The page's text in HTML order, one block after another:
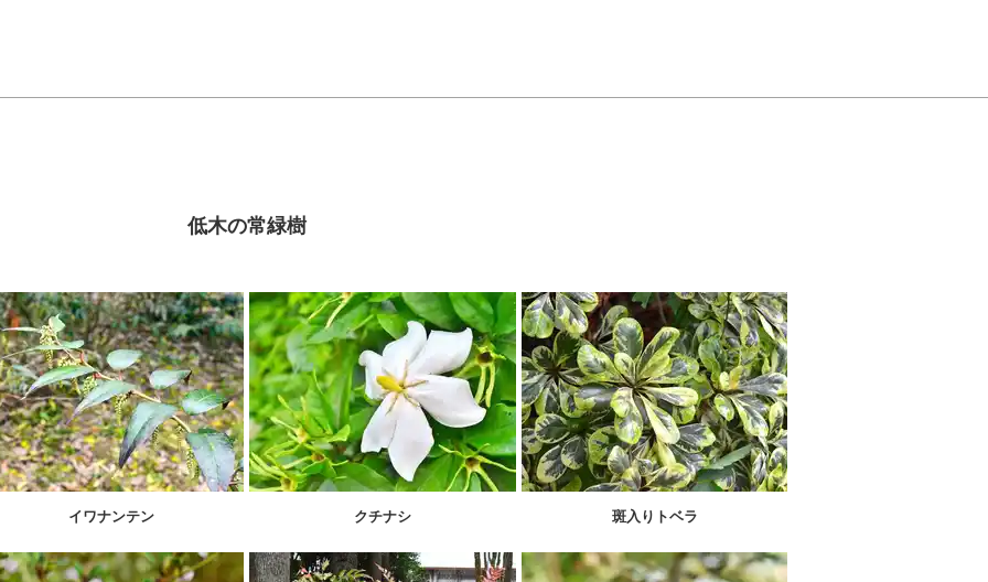
低木の常緑樹
イワナンテン クチナシ 斑入りトベラ